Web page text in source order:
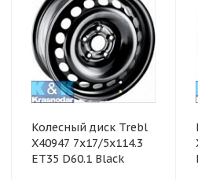
Колесный диск Trebl
X40947 7x17/5x114.3
ET35 D60.1 Black